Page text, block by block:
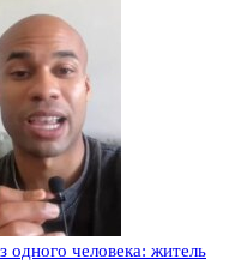
одного человека: житель